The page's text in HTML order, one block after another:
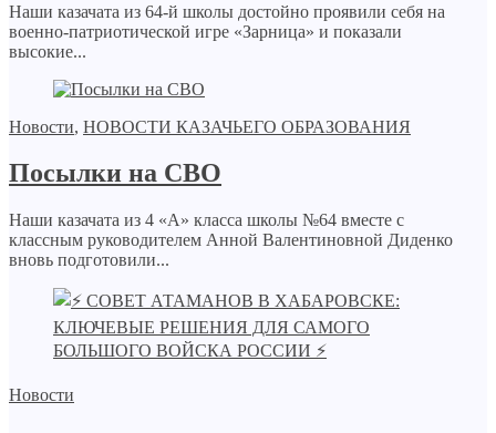
Наши казачата из 64-й школы достойно проявили себя на
военно-патриотической игре «Зарница» и показали
высокие...
Новости, НОВОСТИ КАЗАЧЬЕГО ОБРАЗОВАНИЯ
Посылки на СВО
Наши казачата из 4 «А» класса школы №64 вместе с
классным руководителем Анной Валентиновной Диденко
вновь подготовили...
Новости